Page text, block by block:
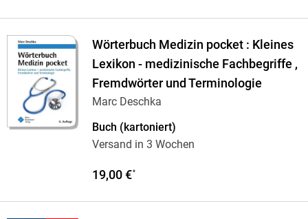
Wörterbuch Medizin pocket : Kleines
Lexikon - medizinische Fachbegriffe ,
Fremdwörter und Terminologie
Marc Deschka
Buch (kartoniert)
Versand in 3 Wochen
19,00 €*